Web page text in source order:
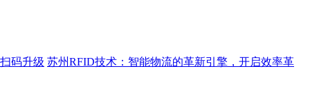
码升级 苏州RFID技术：智能物流的革新引擎，开启效率革